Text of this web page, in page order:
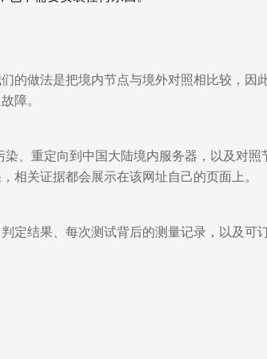
的做法是把境内节点与境外对照相比较，因
障。
、重定向到中国大陆境内服务器，以及对照
相关证据都会展示在该网址自己的页面上。
定结果、每次测试背后的测量记录，以及可